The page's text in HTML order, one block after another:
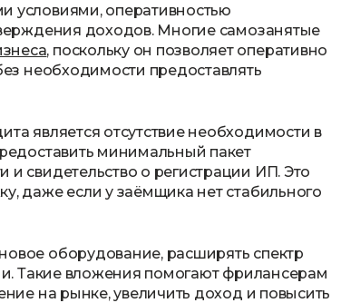
условиями, оперативностью
доходов. Многие самозанятые
, поскольку он позволяет оперативно
необходимости предоставлять
является отсутствие необходимости в
минимальный пакет
свидетельство о регистрации ИП. Это
даже если у заёмщика нет стабильного
оборудование, расширять спектр
Такие вложения помогают фрилансерам
на рынке, увеличить доход и повысить